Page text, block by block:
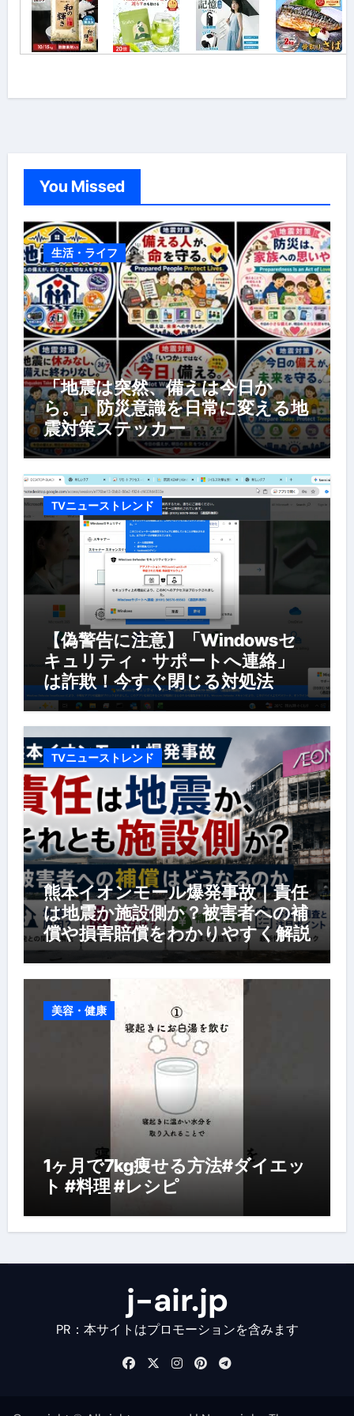
You Missed
生活・ライフ
「地震は突然、備えは今日か
ら。」防災意識を日常に変える地
震対策ステッカー
TVニューストレンド
【偽警告に注意】「Windowsセ
キュリティ・サポートへ連絡」
は詐欺！今すぐ閉じる対処法
TVニューストレンド
熊本イオンモール爆発事故｜責任
は地震か施設側か？被害者への補
償や損害賠償をわかりやすく解説
美容・健康
1ヶ月で7kg痩せる方法#ダイエッ
ト #料理 #レシピ
j-air.jp
PR：本サイトはプロモーションを含みます